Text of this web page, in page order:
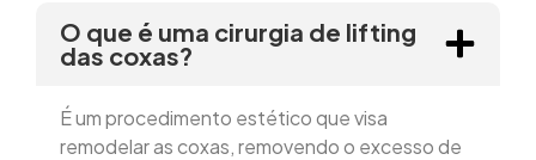
O que é uma cirurgia de lifting
das coxas?
É um procedimento estético que visa
remodelar as coxas, removendo o excesso de